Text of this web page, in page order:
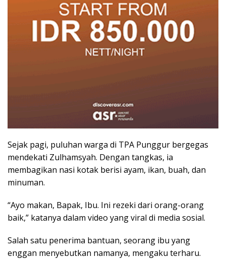
Sejak pagi, puluhan warga di TPA Punggur bergegas
mendekati Zulhamsyah. Dengan tangkas, ia
membagikan nasi kotak berisi ayam, ikan, buah, dan
minuman.
“Ayo makan, Bapak, Ibu. Ini rezeki dari orang-orang
baik,” katanya dalam video yang viral di media sosial.
Salah satu penerima bantuan, seorang ibu yang
enggan menyebutkan namanya, mengaku terharu.